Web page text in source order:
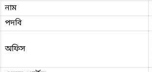
নাম
পদবি
অফিস